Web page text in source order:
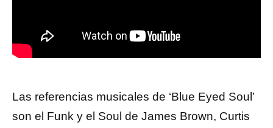
Las referencias musicales de ‘Blue Eyed Soul’
son el Funk y el Soul de James Brown, Curtis